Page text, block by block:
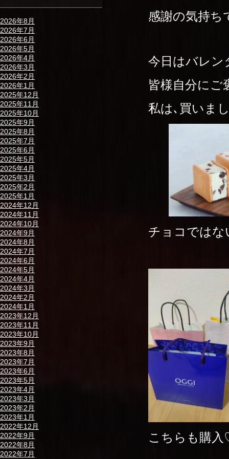
2026年8月
2026年7月
2026年6月
2026年5月
2026年4月
2026年3月
2026年2月
2026年1月
2025年12月
2025年11月
2025年10月
2025年9月
2025年8月
2025年7月
2025年6月
2025年5月
2025年4月
2025年3月
2025年2月
2025年1月
2024年12月
2024年11月
2024年10月
2024年9月
2024年8月
2024年7月
2024年6月
2024年5月
2024年4月
2024年3月
2024年2月
2024年1月
2023年12月
2023年11月
2023年10月
2023年9月
2023年8月
2023年7月
2023年6月
2023年5月
2023年4月
2023年3月
2023年2月
2023年1月
2022年12月
2022年9月
2022年8月
2022年7月
感謝の気持ち
今日はバレ
皆様自分にご
私は､買いま
チョコでは
こちらも購